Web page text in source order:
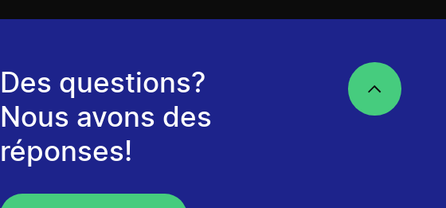
Des questions?
Nous avons des
réponses!